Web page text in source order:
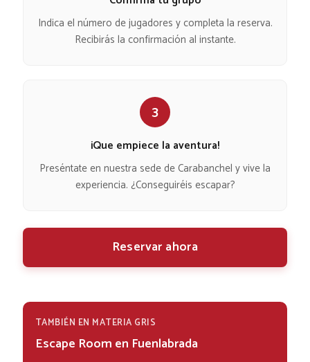
Indica el número de jugadores y completa la reserva.
Recibirás la confirmación al instante.
3
¡Que empiece la aventura!
Preséntate en nuestra sede de Carabanchel y vive la
experiencia. ¿Conseguiréis escapar?
Reservar ahora
TAMBIÉN EN MATERIA GRIS
Escape Room en Fuenlabrada